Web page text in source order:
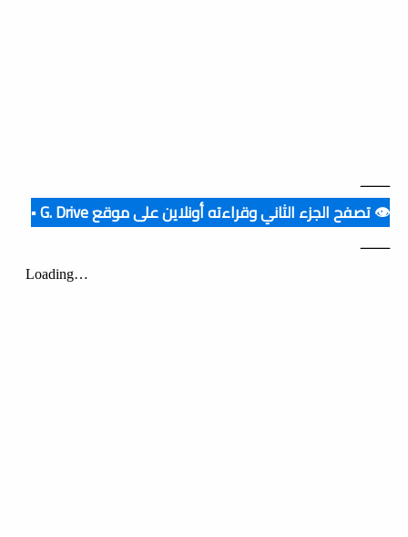
ــــــــ
👁️ تصفح الجزء الثاني وقراءته أونلاين على موقع G. Drive ▪️
ــــــــ